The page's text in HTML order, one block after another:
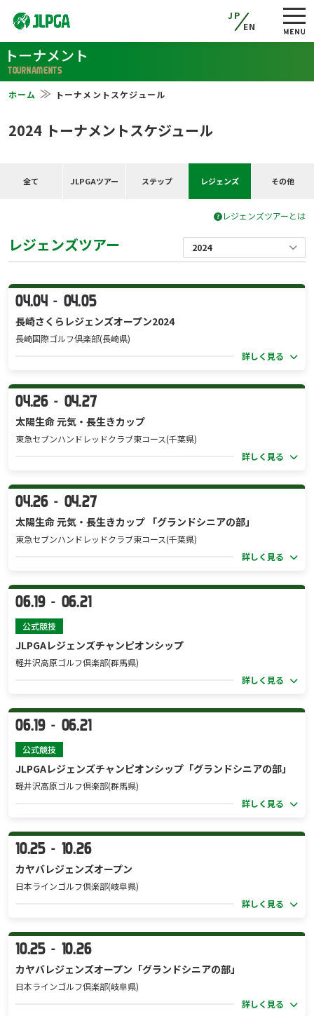
JP
EN
トーナメント
TOURNAMENTS
ホーム トーナメントスケジュール
2024 トーナメントスケジュール
全て JLPGAツアー ステップ レジェンズ その他
レジェンズツアーとは
レジェンズツアー
04.04 - 04.05
長崎さくらレジェンズオープン2024
長崎国際ゴルフ倶楽部(長崎県)
詳しく見る
04.26 - 04.27
太陽生命 元気・長生きカップ
東急セブンハンドレッドクラブ東コース(千葉県)
詳しく見る
04.26 - 04.27
太陽生命 元気・長生きカップ 「グランドシニアの部」
東急セブンハンドレッドクラブ東コース(千葉県)
詳しく見る
06.19 - 06.21
公式競技
JLPGAレジェンズチャンピオンシップ
軽井沢高原ゴルフ倶楽部(群馬県)
詳しく見る
06.19 - 06.21
公式競技
JLPGAレジェンズチャンピオンシップ「グランドシニアの部」
軽井沢高原ゴルフ倶楽部(群馬県)
詳しく見る
10.25 - 10.26
カヤバレジェンズオープン
日本ラインゴルフ倶楽部(岐阜県)
詳しく見る
10.25 - 10.26
カヤバレジェンズオープン「グランドシニアの部」
日本ラインゴルフ倶楽部(岐阜県)
詳しく見る